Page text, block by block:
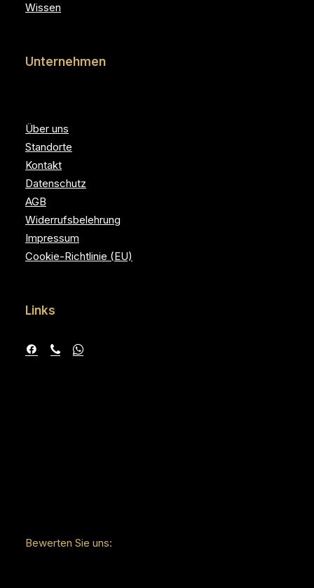
Wissen
Unternehmen
Über uns
Standorte
Kontakt
Datenschutz
AGB
Widerrufsbelehrung
Impressum
Cookie-Richtlinie (EU)
Links
Bewerten Sie uns: